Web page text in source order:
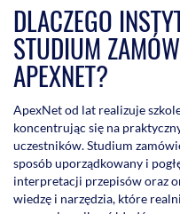
DLACZEGO
STUDIUM
APEXNET?
ApexNet od lat realizuje
koncentrując się na
uczestników. Studium
sposób uporządkowany i
interpretacji przepisów oraz
wiedzę i narzędzia, które